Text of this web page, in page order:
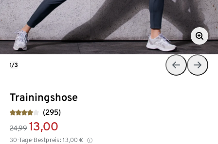
Trainingshose
(295)
24,99 13,00
30-Tage-Bestpreis: 13,00 €
1/3